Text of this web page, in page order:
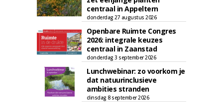
centraal in Appeltern
donderdag 27 augustus 2026
Openbare Ruimte Congres
2026: integrale keuzes
centraal in Zaanstad
donderdag 3 september 2026
Lunchwebinar: zo voorkom je
dat natuurinclusieve
ambities stranden
dinsdag 8 september 2026